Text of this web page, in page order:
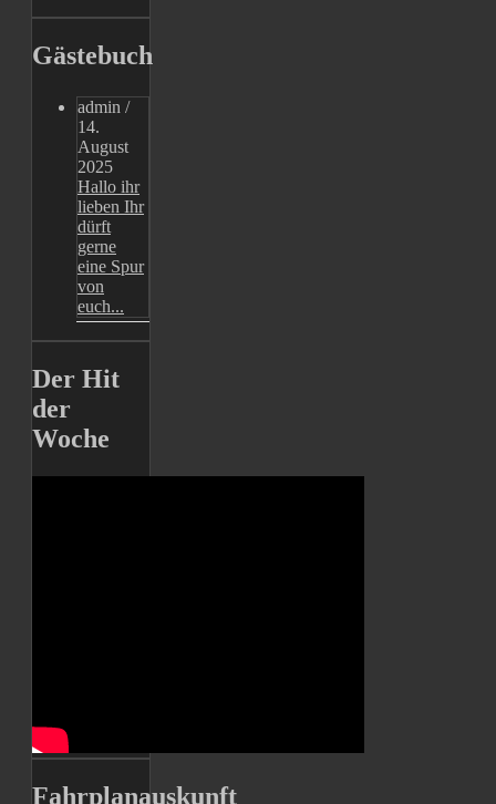
Gästebuch
admin /
14.
August
2025
Hallo ihr
lieben Ihr
dürft
gerne
eine Spur
von
euch...
Der Hit
der
Woche
Fahrplanauskunft